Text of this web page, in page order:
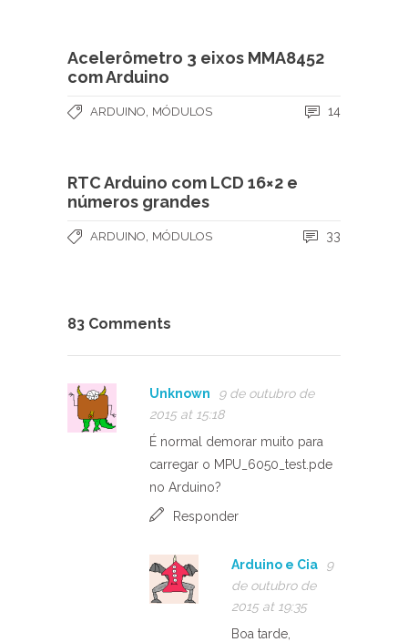
Acelerômetro 3 eixos MMA8452
com Arduino
ARDUINO MÓDULOS 14
RTC Arduino com LCD 16×2 e
números grandes
ARDUINO MÓDULOS 33
83 Comments
Unknown
9 de outubro de
2015 at 15:18
É normal demorar muito para
carregar o MPU_6050_test.pde
no Arduino?
Responder
Arduino e Cia
9
de outubro de
2015 at 19:35
Boa tarde,